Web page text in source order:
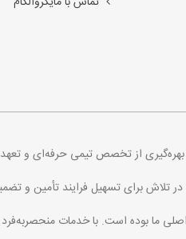
با بهره‌گیری از تخصص تیمی حرفه‌ای و
در تلاش برای تسهیل فرایند تأمین و
ما بوده است. با خدمات